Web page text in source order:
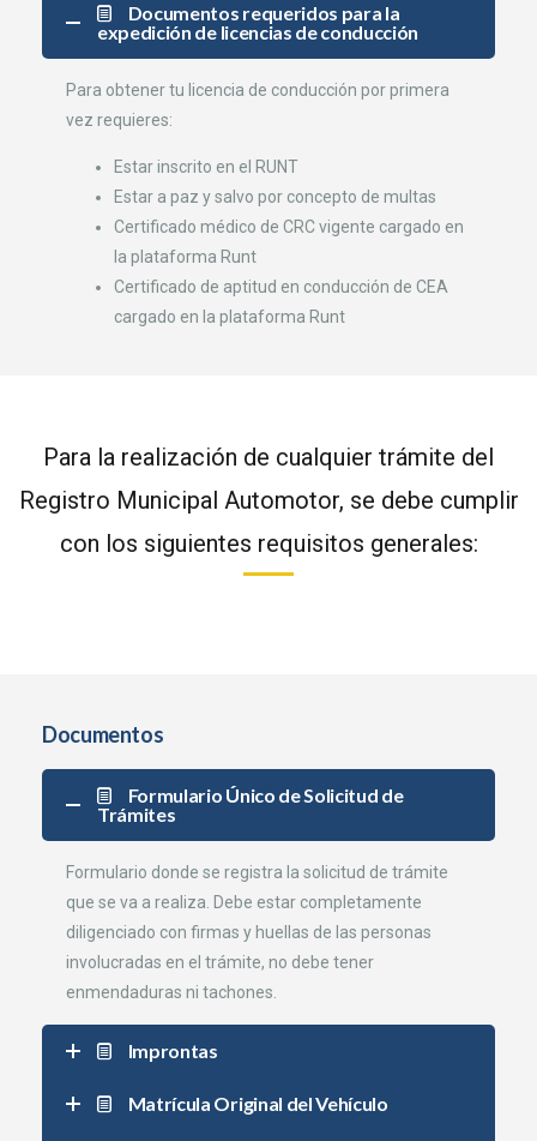
Documentos requeridos para la
expedición de licencias de conducción
Para obtener tu licencia de conducción por primera
vez requieres:
Estar inscrito en el RUNT
Estar a paz y salvo por concepto de multas
Certificado médico de CRC vigente cargado en
la plataforma Runt
Certificado de aptitud en conducción de CEA
cargado en la plataforma Runt
Para la realización de cualquier trámite del
Registro Municipal Automotor, se debe cumplir
con los siguientes requisitos generales:
Documentos
Formulario Único de Solicitud de
Trámites
Formulario donde se registra la solicitud de trámite
que se va a realiza. Debe estar completamente
diligenciado con firmas y huellas de las personas
involucradas en el trámite, no debe tener
enmendaduras ni tachones.
Improntas
Matrícula Original del Vehículo